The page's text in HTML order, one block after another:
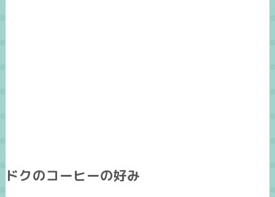
ドクのコーヒーの好み